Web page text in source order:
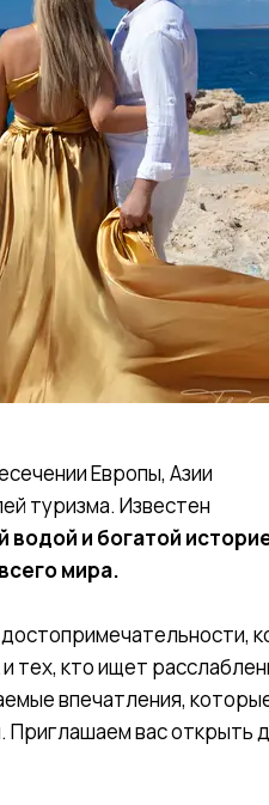
Европы, Азии
туризма. Известен
водой и богатой
мира.
тех, кто ищет
впечатления,
Приглашаем вас открыть